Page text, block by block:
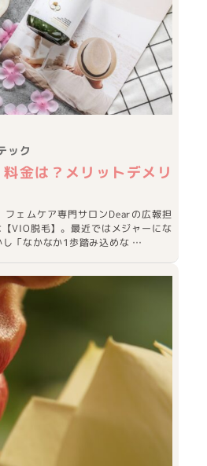
ック
金は？メリットデメリ
フェムケア専門サロンDearの広報担
VIO脱毛】。最近ではメジャーにな
し「なかなか1歩踏み込めな …